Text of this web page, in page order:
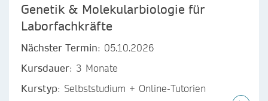
Genetik & Molekularbiologie für
Laborfachkräfte
Nächster Termin: 05.10.2026
Kursdauer: 3 Monate
Kurstyp: Selbststudium + Online-Tutorien